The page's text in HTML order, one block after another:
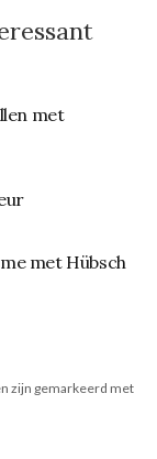
met
met Hübsch
zijn gemarkeerd met